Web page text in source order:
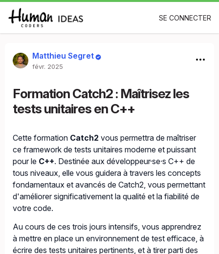
SE CONNECTER
Matthieu Segret
févr. 2025
Formation Catch2 : Maîtrisez les
tests unitaires en C++
Cette formation Catch2 vous permettra de maîtriser
ce framework de tests unitaires moderne et puissant
pour le C++. Destinée aux développeur·se·s C++ de
tous niveaux, elle vous guidera à travers les concepts
fondamentaux et avancés de Catch2, vous permettant
d'améliorer significativement la qualité et la fiabilité de
votre code.
Au cours de ces trois jours intensifs, vous apprendrez
à mettre en place un environnement de test efficace, à
écrire des tests unitaires pertinents, et à tirer parti des